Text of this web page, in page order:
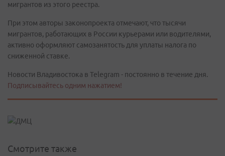
мигрантов из этого реестра.
При этом авторы законопроекта отмечают, что тысячи
мигрантов, работающих в России курьерами или водителями,
активно оформляют самозанятость для уплаты налога по
сниженной ставке.
Новости Владивостока в Telegram - постоянно в течение дня.
Подписывайтесь одним нажатием!
Смотрите также